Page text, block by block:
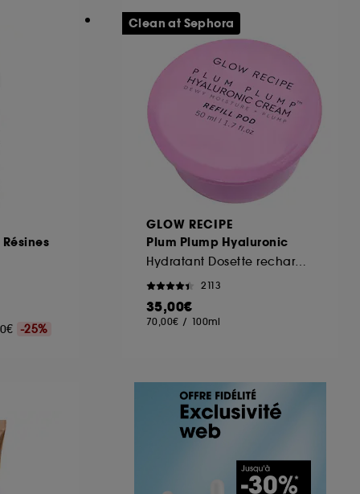
-25%
GLOW RECIPE
Plum Plump Hyaluronic
Hydratant Dosette rechargeable
2113
35,00€
70,00€ / 100ml
Clean at Sephora